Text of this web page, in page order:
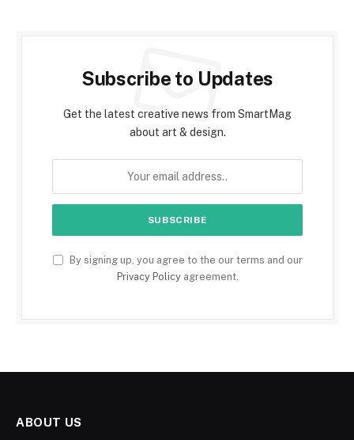
Subscribe to Updates
Get the latest creative news from SmartMag
about art & design.
By signing up, you agree to the our terms and our
Privacy Policyagreement.
ABOUT US